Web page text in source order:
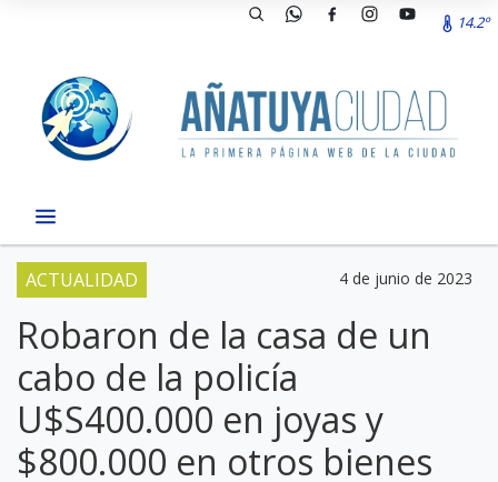
14.2º
ACTUALIDAD 4 de junio de 2023
Robaron de la casa de un
cabo de la policía
U$S400.000 en joyas y
$800.000 en otros bienes